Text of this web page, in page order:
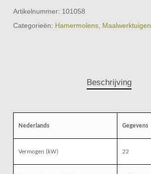
Artikelnummer: 101058
Categorieën: Hamermolens, Maalwerktuigen
Beschrijving
Nederlands Gegevens
Vermogen (kW) 22